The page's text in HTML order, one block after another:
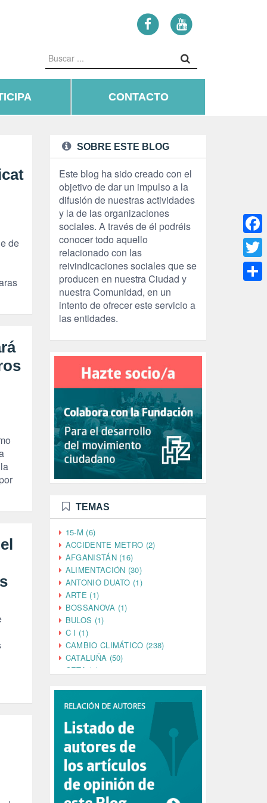
CONTACTO
de
SOBRE ESTE BLOG
Este blog ha sido creado con el
objetivo de dar un impulso a la
difusión de nuestras actividades
y la de las organizaciones
sociales. A través de él podréis
conocer todo aquello
relacionado con las
reivindicaciones sociales que se
producen en nuestra Ciudad y
nuestra Comunidad, en un
intento de ofrecer este servicio a
las entidades.
TEMAS
15-M (6)
ACCIDENTE METRO (2)
AFGANISTÁN (16)
ALIMENTACIÓN (30)
ANTONIO DUATO (1)
ARTE (1)
BOSSANOVA (1)
BULOS (1)
C I (1)
CAMBIO CLIMÁTICO (238)
CATALUÑA (50)
CETA (2)
CINE (35)
CIUDADANÍA (633)
COMPROMISO (2)
CONFERENCIA (1)
CONSUMO (1)
CORONAVIRUS (155)
CORRUPCIÓN (215)
CULTURA (704)